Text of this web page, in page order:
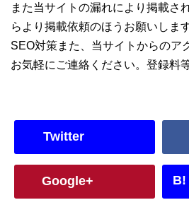
また当サイトの漏れにより掲載さ
らより掲載依頼のほうお願いしま
SEO対策また、当サイトからのア
お気軽にご連絡ください。登録料
Twitter
Google+ B!